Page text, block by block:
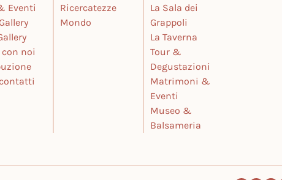
Eventi
con noi
Ricercatezze
Mondo
La Sala dei
Grappoli
La Taverna
Tour &
Degustazioni
Matrimoni &
Eventi
Museo &
Balsameria